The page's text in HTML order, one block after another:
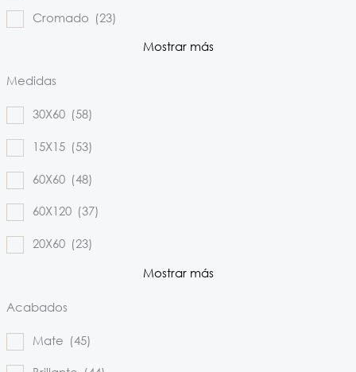
Cromado (23)
Mostrar más
Medidas
30X60 (58)
15X15 (53)
60X60 (48)
60X120 (37)
20X60 (23)
Mostrar más
Acabados
Mate (45)